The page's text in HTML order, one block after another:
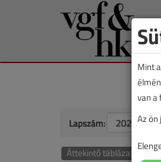
Lapszám:
Áttekintő táblázat
Mint
van a
Az